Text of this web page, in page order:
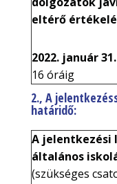
eltérő
2022. január 31.
16 óráig
2., A
határidő:
A jelentkezési
általános
(szükséges